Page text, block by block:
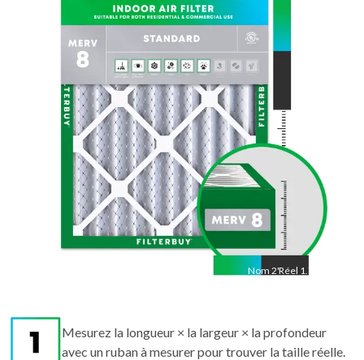
Nom 2"Réel 1.75"
19.5
Mesurez la longueur × la largeur × la profondeur
avec un ruban à mesurer pour trouver la taille réelle.